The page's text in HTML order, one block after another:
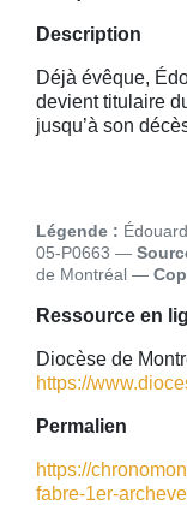
Description
Déjà évêque,
devient titulaire
jusqu’à son
Légende :
05-P0663
de Montréal
Ressource en
Diocèse de
https://
Permalien
https://
fabre-1er-